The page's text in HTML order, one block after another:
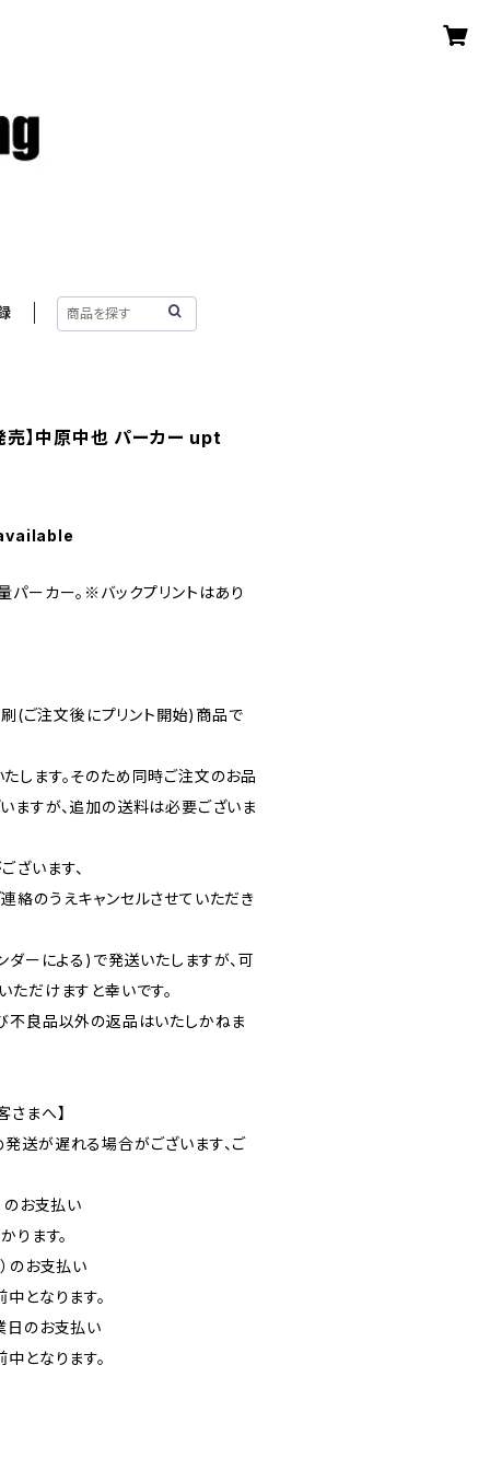
売】中原中也 パーカー upt
ーカー。※バックプリントはあり
(ご注文後にプリント開始)商品で
します。そのため同時ご注文のお品
ますが、追加の送料は必要ございま
います、
絡のうえキャンセルさせていただき
ーによる)で発送いたしますが、可
だけますと幸いです。
不良品以外の返品はいたしかねま
まへ】
送が遅れる場合がございます、ご
お支払い
ります。
のお支払い
となります。
日のお支払い
となります。